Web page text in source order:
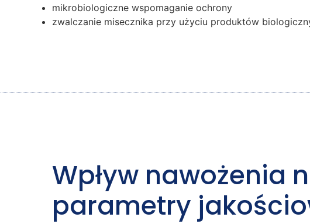
mikrobiologiczne wspomaganie ochrony
zwalczanie misecznika przy użyciu produktów
Wpływ nawożenia
parametry